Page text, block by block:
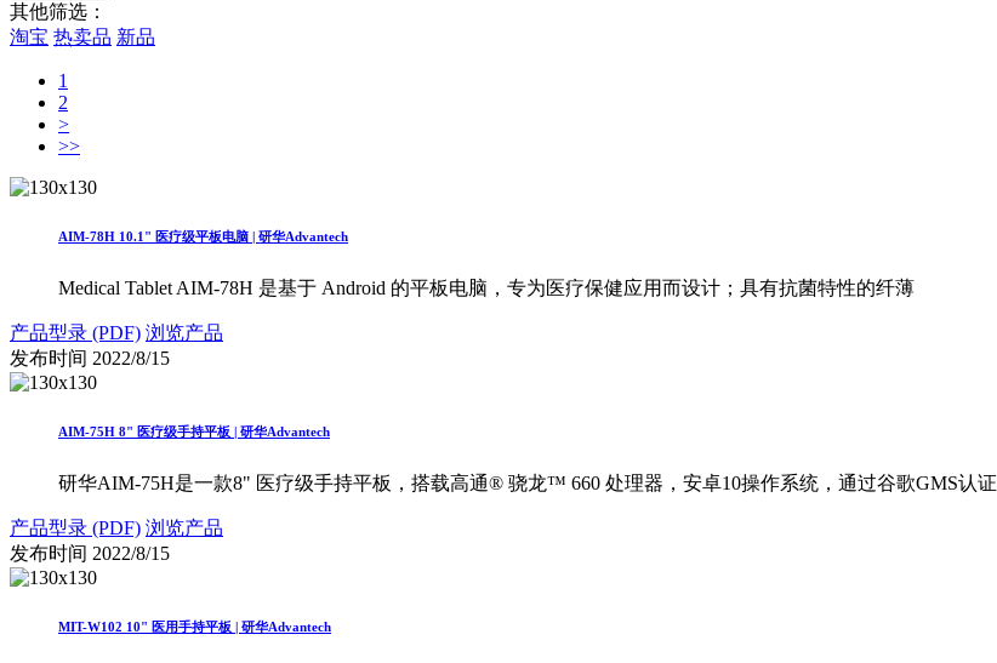
其他筛选：
淘宝 热卖品 新品
1
2
>
>>
AIM-78H 10.1" 医疗级平板电脑 | 研华Advantech
Medical Tablet AIM-78H 是基于 Android 的平板电脑，专为医疗保健应用而设计；具有抗菌特性的纤薄
产品型录 (PDF) 浏览产品
发布时间 2022/8/15
AIM-75H 8" 医疗级手持平板 | 研华Advantech
研华AIM-75H是一款8" 医疗级手持平板，搭载高通® 骁龙™ 660 处理器，安卓10操作系统，通过谷歌GMS认证
产品型录 (PDF) 浏览产品
发布时间 2022/8/15
MIT-W102 10" 医用手持平板 | 研华Advantech